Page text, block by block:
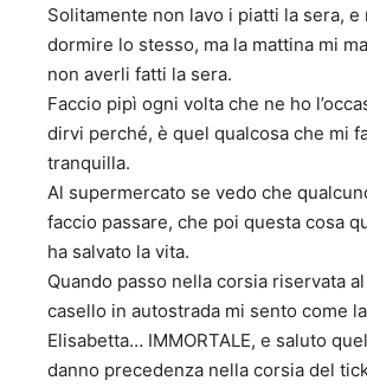
Solitamente non lavo i piatti la sera, e
dormire lo stesso, ma la mattina mi
non averli fatti la sera.
Faccio pipì ogni volta che ne ho
dirvi perché, è quel qualcosa che mi
tranquilla.
Al supermercato se vedo che
faccio passare, che poi questa cosa
ha salvato la vita.
Quando passo nella corsia riservata
casello in autostrada mi sento come
Elisabetta… IMMORTALE, e saluto
danno precedenza nella corsia del